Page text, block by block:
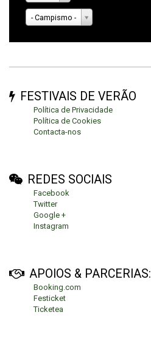
- Campismo -
FESTIVAIS DE VERÃO
Política de Privacidade
Política de Cookies
Contacta-nos
REDES SOCIAIS
Facebook
Twitter
Google +
Instagram
APOIOS & PARCERIAS:
Booking.com
Festicket
Ticketea